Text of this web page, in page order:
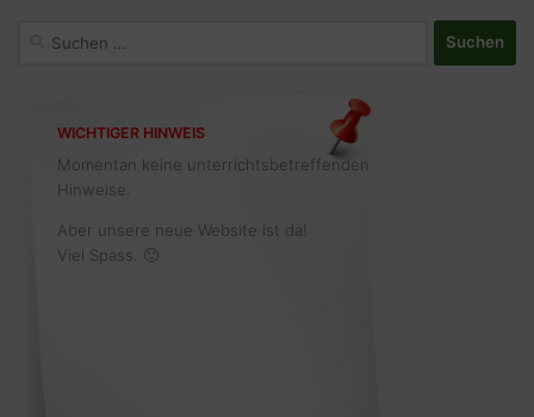
nach:
WICHTIGER HINWEIS
Momentan keine unterrichtsbetreffenden
Hinweise.
Aber unsere neue Website ist da!
Viel Spass. 🙂